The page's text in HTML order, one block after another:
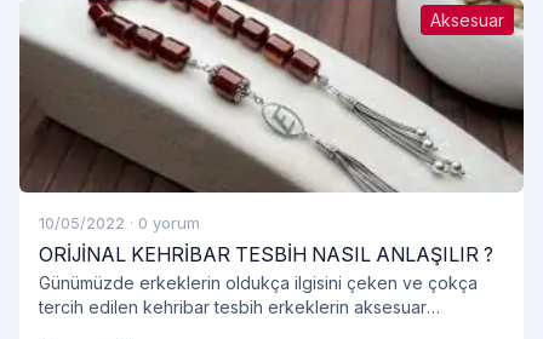
Aksesuar
10/05/2022 · 0 yorum
ORİJİNAL KEHRİBAR TESBİH NASIL ANLAŞILIR ?
Günümüzde erkeklerin oldukça ilgisini çeken ve çokça
tercih edilen kehribar tesbih erkeklerin aksesuar